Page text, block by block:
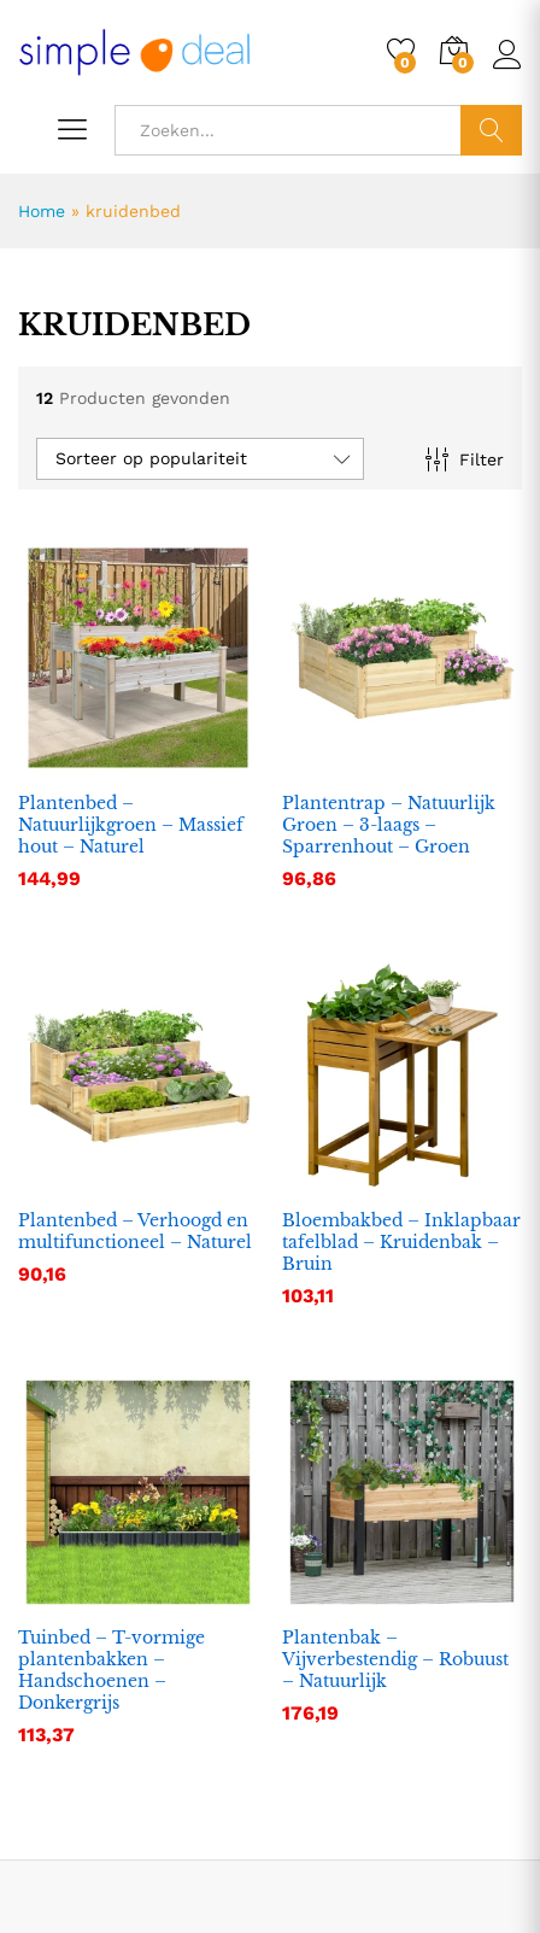
0 0
Home » kruidenbed
KRUIDENBED
12 Producten gevonden
Filter
Sorteer op populariteit
Plantenbed –
Natuurlijkgroen – Massief
hout – Naturel
144,99
Plantentrap – Natuurlijk
Groen – 3-laags –
Sparrenhout – Groen
96,86
Plantenbed – Verhoogd en
multifunctioneel – Naturel
90,16
Bloembakbed – Inklapbaar
tafelblad – Kruidenbak –
Bruin
103,11
Tuinbed – T-vormige
plantenbakken –
Handschoenen –
Donkergrijs
113,37
Plantenbak –
Vijverbestendig – Robuust
– Natuurlijk
176,19